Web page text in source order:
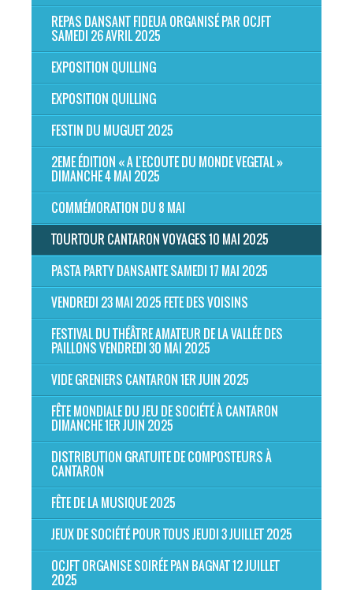
REPAS DANSANT FIDEUA ORGANISÉ PAR OCJFT
SAMEDI 26 AVRIL 2025
EXPOSITION QUILLING
EXPOSITION QUILLING
FESTIN DU MUGUET 2025
2EME ÉDITION « A L’ECOUTE DU MONDE VEGETAL »
DIMANCHE 4 MAI 2025
COMMÉMORATION DU 8 MAI
TOURTOUR CANTARON VOYAGES 10 MAI 2025
PASTA PARTY DANSANTE SAMEDI 17 MAI 2025
VENDREDI 23 MAI 2025 FETE DES VOISINS
FESTIVAL DU THÉÂTRE AMATEUR DE LA VALLÉE DES
PAILLONS VENDREDI 30 MAI 2025
VIDE GRENIERS CANTARON 1ER JUIN 2025
FÊTE MONDIALE DU JEU DE SOCIÉTÉ À CANTARON
DIMANCHE 1ER JUIN 2025
DISTRIBUTION GRATUITE DE COMPOSTEURS À
CANTARON
FÊTE DE LA MUSIQUE 2025
JEUX DE SOCIÉTÉ POUR TOUS JEUDI 3 JUILLET 2025
OCJFT ORGANISE SOIRÉE PAN BAGNAT 12 JUILLET
2025